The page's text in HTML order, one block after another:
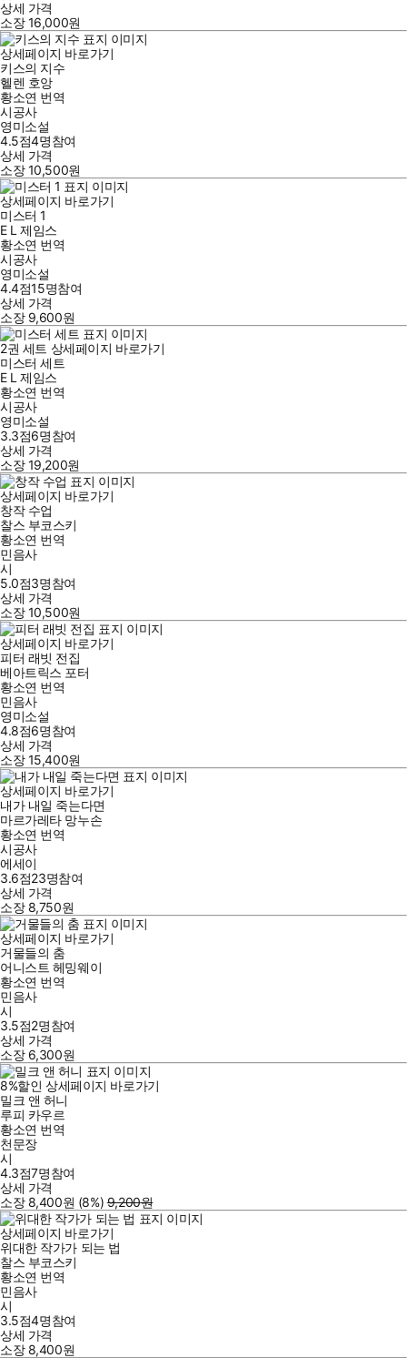
상세 가격
소장16,000원
상세페이지 바로가기
키스의 지수
헬렌 호앙
황소연 번역
시공사
영미소설
4.5점4명참여
상세 가격
소장10,500원
상세페이지 바로가기
미스터 1
E L 제임스
황소연 번역
시공사
영미소설
4.4점15명참여
상세 가격
소장 9,600원
2권 세트 상세페이지 바로가기
미스터 세트
E L 제임스
황소연 번역
시공사
영미소설
3.3점6명참여
상세 가격
소장19,200원
상세페이지 바로가기
창작 수업
찰스 부코스키
황소연 번역
민음사
시
5.0점3명참여
상세 가격
소장10,500원
상세페이지 바로가기
피터 래빗 전집
베아트릭스 포터
황소연 번역
민음사
영미소설
4.8점6명참여
상세 가격
소장15,400원
상세페이지 바로가기
내가 내일 죽는다면
마르가레타 망누손
황소연 번역
시공사
에세이
3.6점23명참여
상세 가격
소장 8,750원
상세페이지 바로가기
거물들의 춤
어니스트 헤밍웨이
황소연 번역
민음사
시
3.5점2명참여
상세 가격
소장 6,300원
8%할인 상세페이지 바로가기
밀크 앤 허니
루피 카우르
황소연 번역
천문장
시
4.3점7명참여
상세 가격
소장 8,400원 (8%) 9,200원
상세페이지 바로가기
위대한 작가가 되는 법
찰스 부코스키
황소연 번역
민음사
시
3.5점4명참여
상세 가격
소장 8,400원